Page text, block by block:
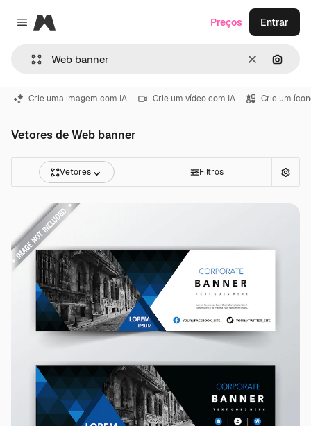
Close menu
Magnific
Limpar
Preços Entrar
Crie uma imagem com IA Crie um vídeo com IA Crie um
Vetores de Web banner
Vetores Filtros